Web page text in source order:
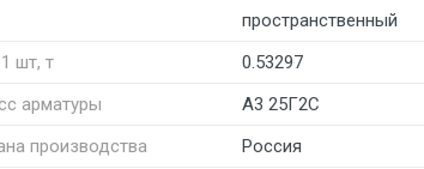
пространственный
шт, т
0.53297
арматуры
А3 25Г2С
производства
Россия